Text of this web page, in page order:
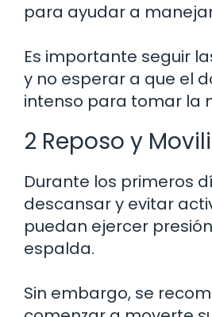
para ayudar a
Es importante seguir
y no esperar a que el
intenso para tomar la
2 Reposo y
Durante los primeros
descansar y evitar
puedan ejercer
espalda.
Sin embargo, se